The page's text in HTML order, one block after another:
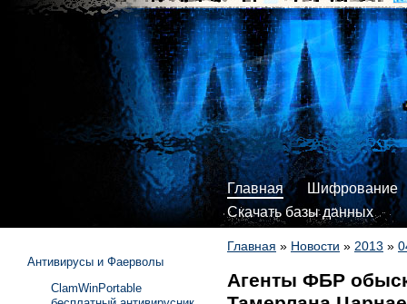
Главная
Шифрование
Скачать базы данных
Главная » Новости » 2013 »
Агенты ФБР
Антивирусы и Фаерволы
ClamWinPortable